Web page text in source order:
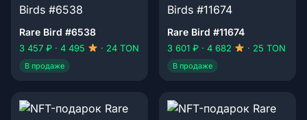
Rare Bird #6538
3 457 ₽ · 4 495 · 24 TON
В продаже
Rare Bird #11674
3 601 ₽ · 4 682 · 25 TON
В продаже